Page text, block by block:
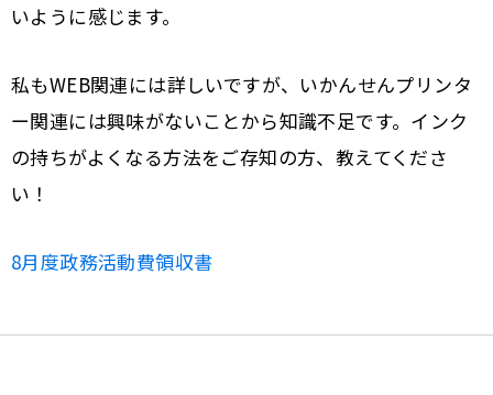
いように感じます。
私もWEB関連には詳しいですが、いかんせんプリンタ
ー関連には興味がないことから知識不足です。インク
の持ちがよくなる方法をご存知の方、教えてくださ
い！
8月度政務活動費領収書